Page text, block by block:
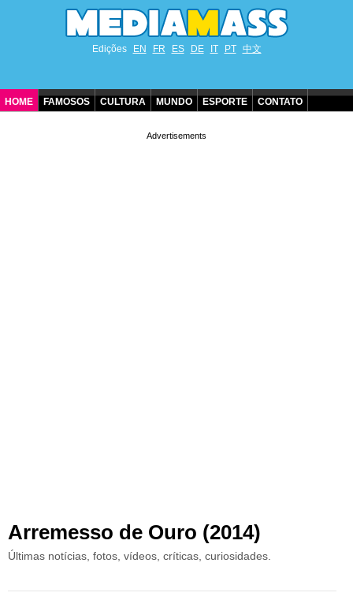
Edições EN FR ES DE IT PT 中文
HOME FAMOSOS CULTURA MUNDO ESPORTE CONTATO
Arremesso de Ouro (2014)
Últimas notícias, fotos, vídeos, críticas, curiosidades.